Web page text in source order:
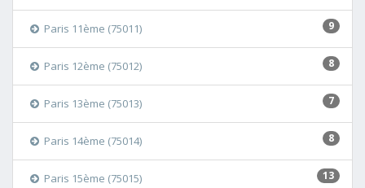
9
Paris 11ème (75011)
8
Paris 12ème (75012)
7
Paris 13ème (75013)
8
Paris 14ème (75014)
13
Paris 15ème (75015)